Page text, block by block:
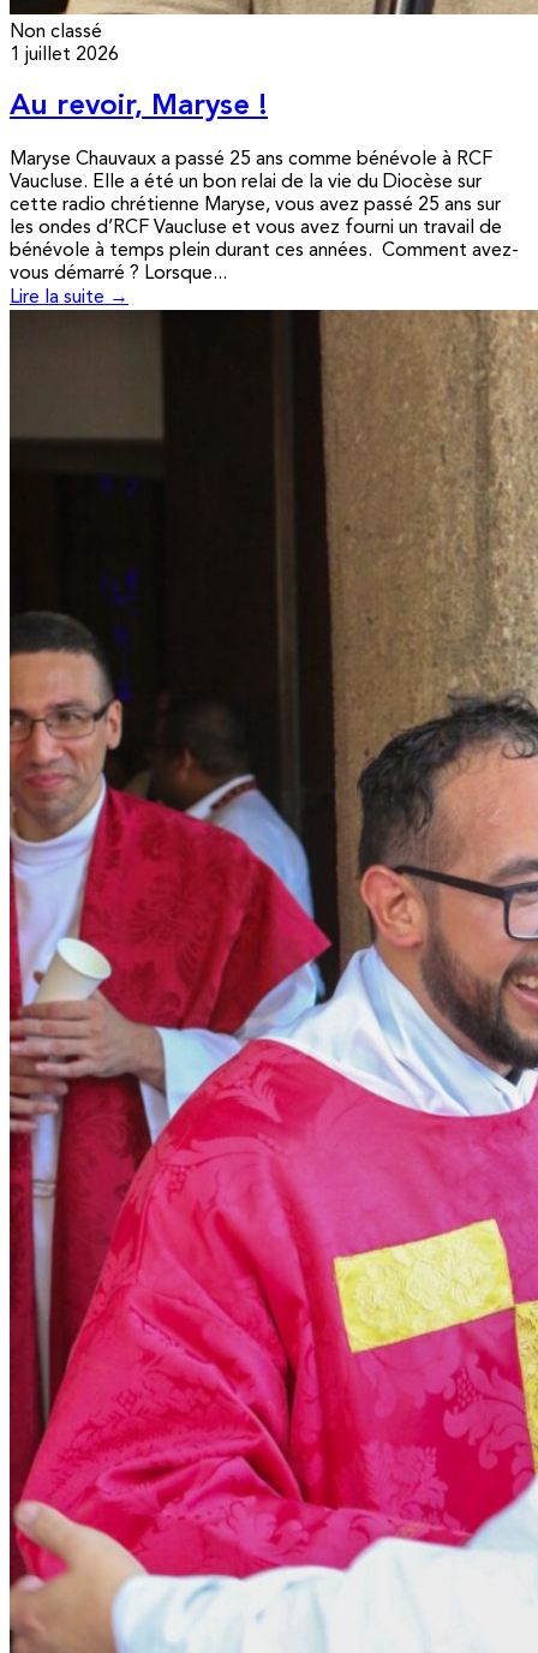
Non classé
1 juillet 2026
Au revoir, Maryse !
Maryse Chauvaux a passé 25 ans comme bénévole à RCF
Vaucluse. Elle a été un bon relai de la vie du Diocèse sur
cette radio chrétienne Maryse, vous avez passé 25 ans sur
les ondes d’RCF Vaucluse et vous avez fourni un travail de
bénévole à temps plein durant ces années. Comment avez-
vous démarré ? Lorsque...
Lire la suite →